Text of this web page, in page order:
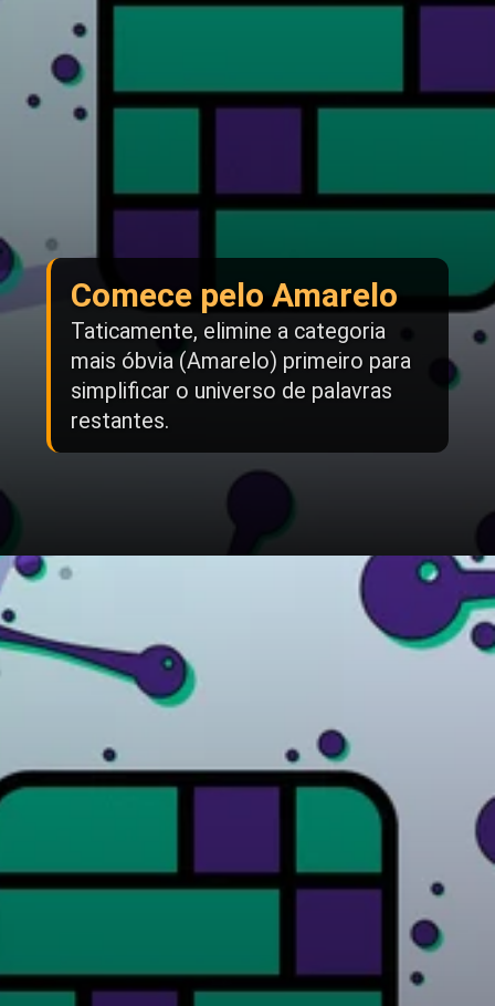
Comece pelo Amarelo
Taticamente, elimine a categoria
mais óbvia (Amarelo) primeiro para
simplificar o universo de palavras
restantes.